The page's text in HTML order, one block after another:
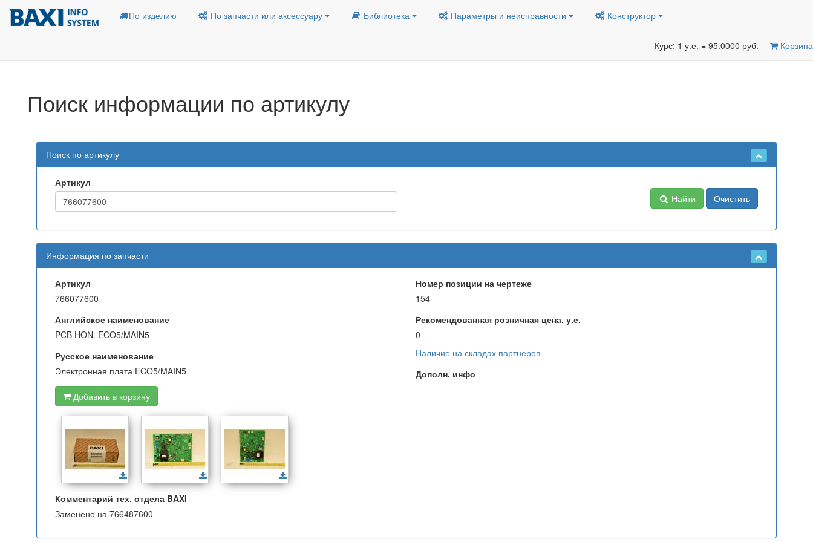
По изделию По запчасти или аксессуару Библиотека Параметры и неисправности Конструктор
Курс: 1 у.е. = 95.0000 руб. Корзина
Поиск информации по артикулу
Поиск по артикулу
Артикул
Найти
Очистить
Информация по запчасти
Артикул
766077600
Английское наименование
PCB HON. ECO5/MAIN5
Русское наименование
Электронная плата ECO5/MAIN5
Добавить в корзину
Номер позиции на чертеже
154
Рекомендованная розничная цена, у.е.
0
Наличие на складах партнеров
Дополн. инфо
Комментарий тех. отдела BAXI
Заменено на 766487600